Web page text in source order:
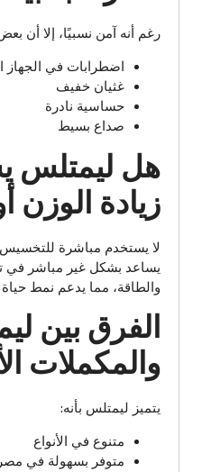
رغم أنه آمن نسبيًا، إلا أن
اضطرابات في الجهاز
غثيان خفيف
حساسية نادرة
صداع بسيط
هل ليمتلس
زيادة
لا يستخدم مباشرة للتخسيس
يساعد بشكل غير مباشر في
والطاقة، مما يدعم نمط
الفرق بين
والمكملات
يتميز ليمتلس بأنه:
متنوع في الأنواع
متوفر بسهولة في مصر